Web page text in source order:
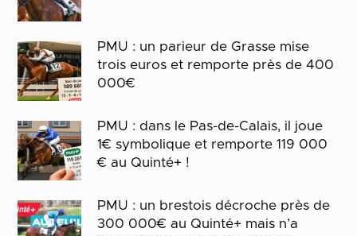
PMU : un parieur de Grasse mise
trois euros et remporte près de 400
000€
PMU : dans le Pas-de-Calais, il joue
1€ symbolique et remporte 119 000
€ au Quinté+ !
PMU : un brestois décroche près de
300 000€ au Quinté+ mais n’a